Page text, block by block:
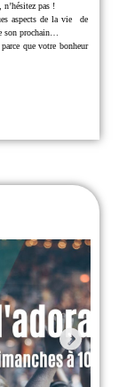
n’hésitez pas !
aspects de la vie de
son prochain…
quevotre bonheur